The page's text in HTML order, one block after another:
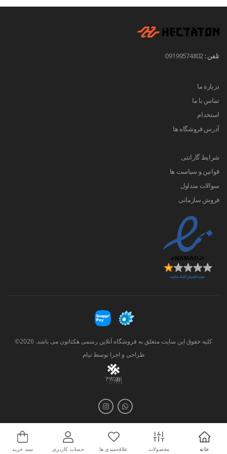
تلفن : 09199574802
درباره ما
تماس با ما
استخدام
آدرس فروشگاه ها
شرایط گارانتی
قوانین و سیاست ها
سوالات متداول
فروش سازمانی
کلیه حقوق این سایت متعلق به فروشگاه آنلاین رسمی هکتاتون می باشد. 2026©
طراحی و اجرا توسطتیام
خانه محصولات علاقه‌مندی ها حساب کاربری سبد خرید